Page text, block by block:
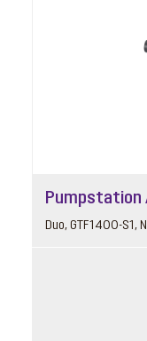
Pumpstation
Duo, GTF1400-S1,